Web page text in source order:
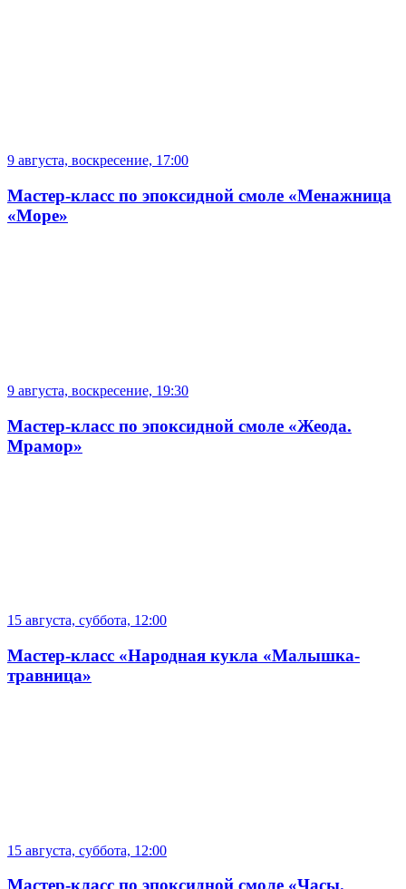
9 августа, воскресение, 17:00
Мастер-класс по эпоксидной смоле «Менажница
«Море»
9 августа, воскресение, 19:30
Мастер-класс по эпоксидной смоле «Жеода.
Мрамор»
15 августа, суббота, 12:00
Мастер-класс «Народная кукла «Малышка-
травница»
15 августа, суббота, 12:00